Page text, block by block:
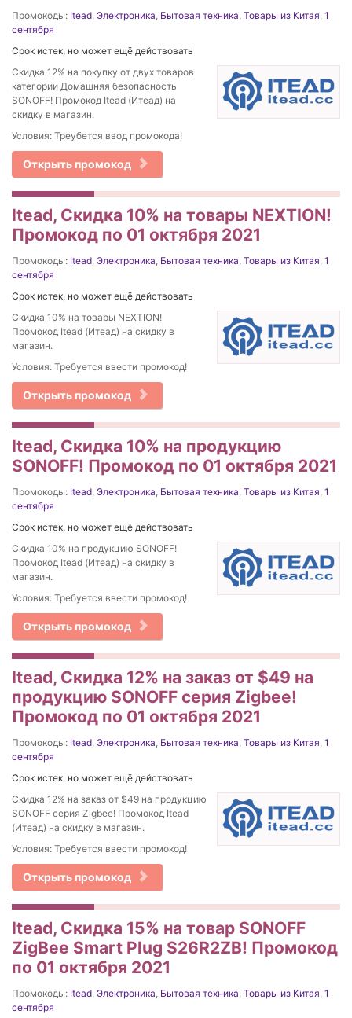
Промокоды: Itead, Электроника, Бытовая техника, Товары из Китая, 1
сентября
Срок истек, но может ещё действовать
Скидка 12% на покупку от двух товаров
категории Домашняя безопасность
SONOFF! Промокод Itead (Итеад) на
скидку в магазин.
Условия: Треубется ввод промокода!
Открыть промокод
Itead, Скидка 10% на товары NEXTION!
Промокод по 01 октября 2021
Промокоды: Itead, Электроника, Бытовая техника, Товары из Китая, 1
сентября
Срок истек, но может ещё действовать
Скидка 10% на товары NEXTION!
Промокод Itead (Итеад) на скидку в
магазин.
Условия: Требуется ввести промокод!
Открыть промокод
Itead, Скидка 10% на продукцию
SONOFF! Промокод по 01 октября 2021
Промокоды: Itead, Электроника, Бытовая техника, Товары из Китая, 1
сентября
Срок истек, но может ещё действовать
Скидка 10% на продукцию SONOFF!
Промокод Itead (Итеад) на скидку в
магазин.
Условия: Требуется ввести промокод!
Открыть промокод
Itead, Скидка 12% на заказ от $49 на
продукцию SONOFF серия Zigbee!
Промокод по 01 октября 2021
Промокоды: Itead, Электроника, Бытовая техника, Товары из Китая, 1
сентября
Срок истек, но может ещё действовать
Скидка 12% на заказ от $49 на продукцию
SONOFF серия Zigbee! Промокод Itead
(Итеад) на скидку в магазин.
Условия: Требуется ввести промокод!
Открыть промокод
Itead, Скидка 15% на товар SONOFF
ZigBee Smart Plug S26R2ZB! Промокод
по 01 октября 2021
Промокоды: Itead, Электроника, Бытовая техника, Товары из Китая, 1
сентября